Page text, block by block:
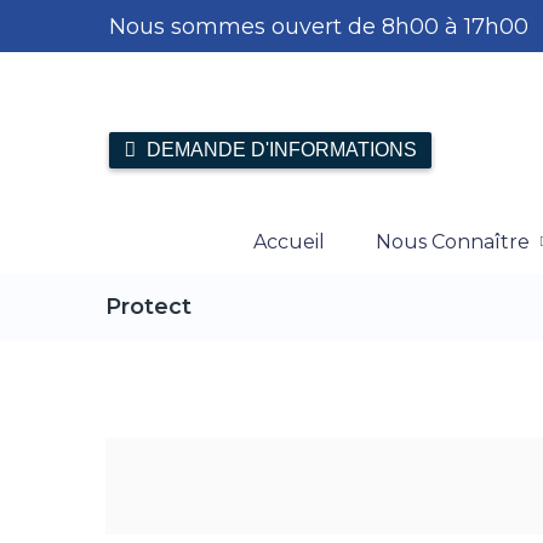
Nous sommes ouvert de 8h00 à 17h00
DEMANDE D'INFORMATIONS
Accueil Nous Connaître
Protect